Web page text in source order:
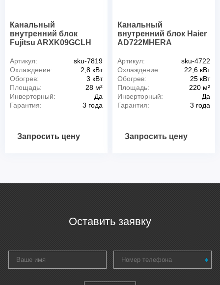
Канальный
внутренний блок
Fujitsu ARXK09GCLH
Артикул:
sku-7819
Охлаждение:
2,8 кВт
Обогрев:
3 кВт
Площадь:
28 м²
Инверторный:
Да
Гарантия:
3 года
Запросить цену
Канальный
внутренний блок Haier
AD722MHERA
Артикул:
sku-4722
Охлаждение:
22,6 кВт
Обогрев:
25 кВт
Площадь:
220 м²
Инверторный:
Да
Гарантия:
3 года
Запросить цену
Оставить заявку